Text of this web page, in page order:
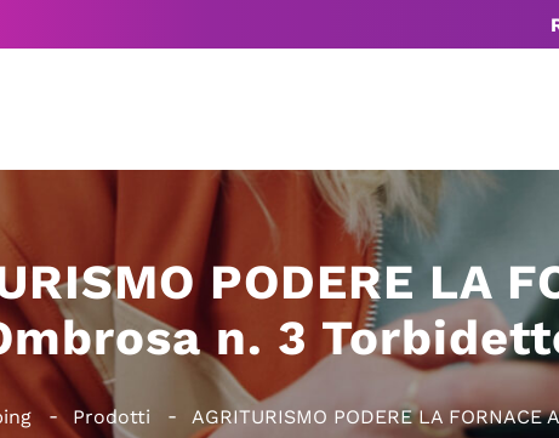
PODERE LA
n. 3
Prodotti AGRITURISMO PODERE LA